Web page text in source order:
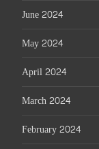
June 2024
May 2024
April 2024
March 2024
February 2024